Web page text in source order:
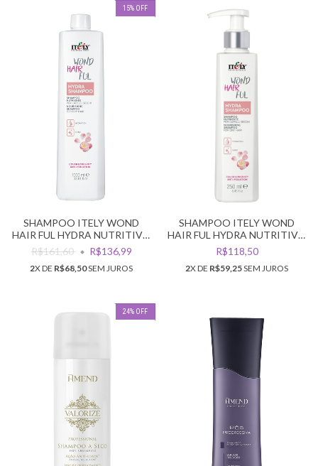
15% OFF
SHAMPOO ITELY WOND
HAIR FUL HYDRA NUTRITIVO
R$161,60 R$136,99
2X DE R$68,50SEM JUROS
SHAMPOO ITELY WOND
HAIR FUL HYDRA NUTRITIVO
250ML
R$118,50
2X DE R$59,25SEM JUROS
24% OFF